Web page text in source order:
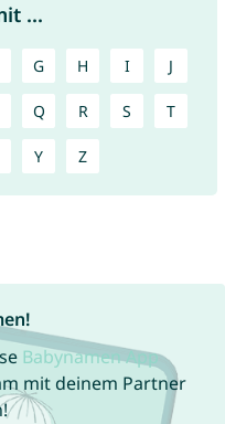
...
G H I J
Q R S T
Y Z
Babynamen App
mit deinem Partner